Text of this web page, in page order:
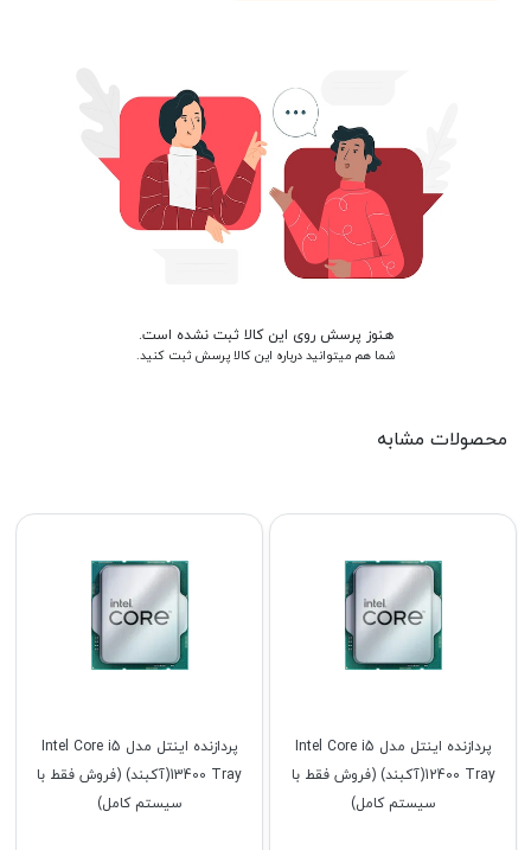
هنوز پرسش روی این کالا ثبت نشده است.
شما هم میتوانید درباره این کالا پرسش ثبت کنید.
محصولات مشابه
پردازنده اینتل مدل Intel Core i5
13400 Tray(آکبند) (فروش فقط با
سیستم کامل)
پردازنده اینتل مدل Intel Core i5
12400 Tray(آکبند) (فروش فقط با
سیستم کامل)